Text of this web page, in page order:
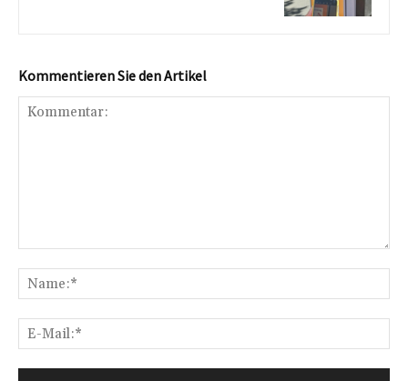
Kommentieren Sie den Artikel